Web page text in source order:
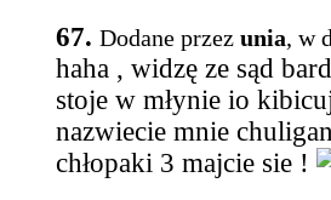
67. Dodane przez unia, w
haha , widzę ze sąd
stoje w młynie io
nazwiecie mnie
chłopaki 3 majcie sie !